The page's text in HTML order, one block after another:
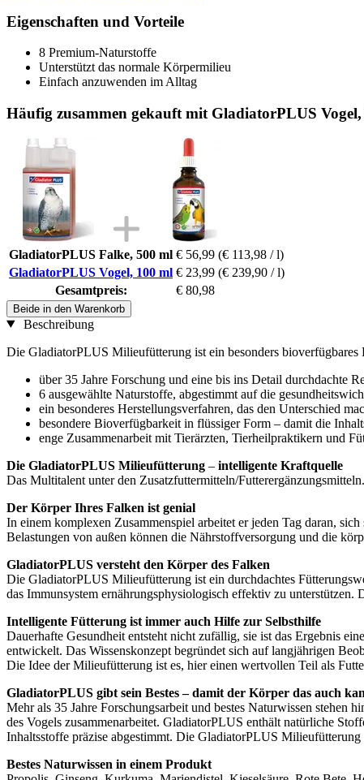
Eigenschaften und Vorteile
8 Premium-Naturstoffe
Unterstützt das normale Körpermilieu
Einfach anzuwenden im Alltag
Häufig zusammen gekauft mit GladiatorPLUS
GladiatorPLUS Falke, 500 ml € 56,99 (€ 113,98 / l)
GladiatorPLUS Vogel, 100 ml € 23,99 (€ 239,90 / l)
Gesamtpreis:
€ 80,98
Beide in den Warenkorb
Beschreibung
Die GladiatorPLUS Milieufütterung ist ein besonders
über 35 Jahre Forschung und eine bis ins Detail durchdachte
6 ausgewählte Naturstoffe, abgestimmt auf die
ein besonderes Herstellungsverfahren, das den Unterschied
besondere Bioverfügbarkeit in flüssiger Form – damit die
enge Zusammenarbeit mit Tierärzten, Tierheilpraktikern und
Die GladiatorPLUS Milieufütterung – intelligente Kraftquelle
Das Multitalent unter den Zusatzfuttermitteln/Futterergänzungsmitteln.
Der Körper Ihres Falken ist genial
In einem komplexen Zusammenspiel arbeitet er jeden Tag daran,
Belastungen von außen können die Nährstoffversorgung und die
GladiatorPLUS versteht den Körper des Falken
Die GladiatorPLUS Milieufütterung ist ein durchdachtes
das Immunsystem ernährungsphysiologisch effektiv zu
Intelligente Fütterung ist immer auch Hilfe zur Selbsthilfe
Dauerhafte Gesundheit entsteht nicht zufällig, sie ist das Ergebnis
entwickelt. Das Wissenskonzept begründet sich auf langjährigen
Die Idee der Milieufütterung ist es, hier einen wertvollen Teil als
GladiatorPLUS gibt sein Bestes – damit der Körper das auch
Mehr als 35 Jahre Forschungsarbeit und bestes Naturwissen
des Vogels zusammenarbeitet. GladiatorPLUS enthält natürliche
Inhaltsstoffe präzise abgestimmt. Die GladiatorPLUS
Bestes Naturwissen in einem Produkt